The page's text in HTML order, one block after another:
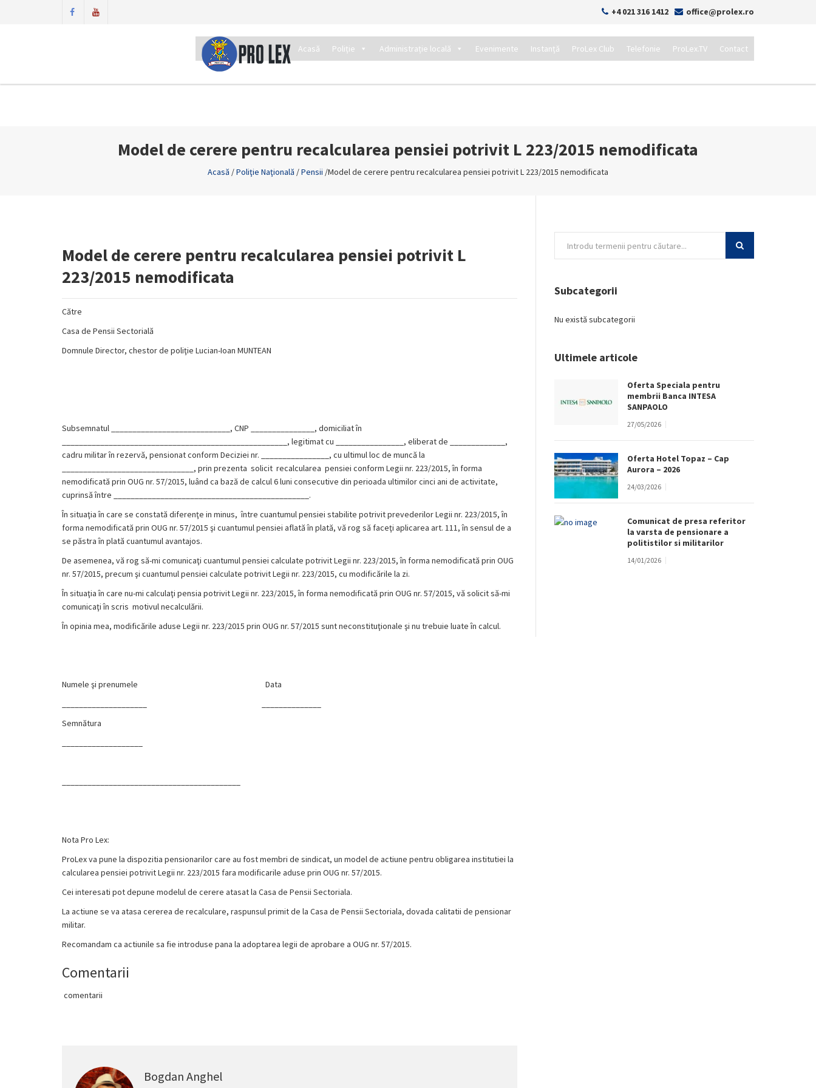
+4 021 316 1412 office@prolex.ro
Acasă Poliție Administrație locală Evenimente Instanță ProLex Club Telefonie ProLex.TV Contact
Model de cerere pentru recalcularea pensiei potrivit L 223/2015 nemodificata
Acasă /Poliţie Naţională /Pensii /Model de cerere pentru recalcularea pensiei potrivit L 223/2015 nemodificata
Model de cerere pentru recalcularea pensiei potrivit L
223/2015 nemodificata
Către
Casa de Pensii Sectorială
Domnule Director, chestor de poliţie Lucian-Ioan MUNTEAN
Subsemnatul ____________________________, CNP _______________, domiciliat în
_____________________________________________________, legitimat cu ________________, eliberat de _____________,
cadru militar în rezervă, pensionat conform Deciziei nr. ________________, cu ultimul loc de muncă la
_______________________________, prin prezenta solicit recalcularea pensiei conform Legii nr. 223/2015, în forma
nemodificată prin OUG nr. 57/2015, luând ca bază de calcul 6 luni consecutive din perioada ultimilor cinci ani de activitate,
cuprinsă între ______________________________________________.
În situaţia în care se constată diferenţe in minus, între cuantumul pensiei stabilite potrivit prevederilor Legii nr. 223/2015, în
forma nemodificată prin OUG nr. 57/2015 şi cuantumul pensiei aflată în plată, vă rog să faceţi aplicarea art. 111, în sensul de a
se păstra în plată cuantumul avantajos.
De asemenea, vă rog să-mi comunicaţi cuantumul pensiei calculate potrivit Legii nr. 223/2015, în forma nemodificată prin OUG
nr. 57/2015, precum şi cuantumul pensiei calculate potrivit Legii nr. 223/2015, cu modificările la zi.
În situaţia în care nu-mi calculaţi pensia potrivit Legii nr. 223/2015, în forma nemodificată prin OUG nr. 57/2015, vă solicit să-mi
comunicaţi în scris motivul necalculării.
În opinia mea, modificările aduse Legii nr. 223/2015 prin OUG nr. 57/2015 sunt neconstituţionale şi nu trebuie luate în calcul.
Numele şi prenumele Data
Semnătura
Nota Pro Lex:
ProLex va pune la dispozitia pensionarilor care au fost membri de sindicat, un model de actiune pentru obligarea institutiei la
calcularea pensiei potrivit Legii nr. 223/2015 fara modificarile aduse prin OUG nr. 57/2015.
Cei interesati pot depune modelul de cerere atasat la Casa de Pensii Sectoriala.
La actiune se va atasa cererea de recalculare, raspunsul primit de la Casa de Pensii Sectoriala, dovada calitatii de pensionar
militar.
Recomandam ca actiunile sa fie introduse pana la adoptarea legii de aprobare a OUG nr. 57/2015.
Comentarii
comentarii
Bogdan Anghel
Subcategorii
Nu există subcategorii
Ultimele articole
Oferta Speciala pentru
membrii Banca INTESA
SANPAOLO
27/05/2026
Oferta Hotel Topaz – Cap
Aurora – 2026
24/03/2026
Comunicat de presa referitor
la varsta de pensionare a
politistilor si militarilor
14/01/2026